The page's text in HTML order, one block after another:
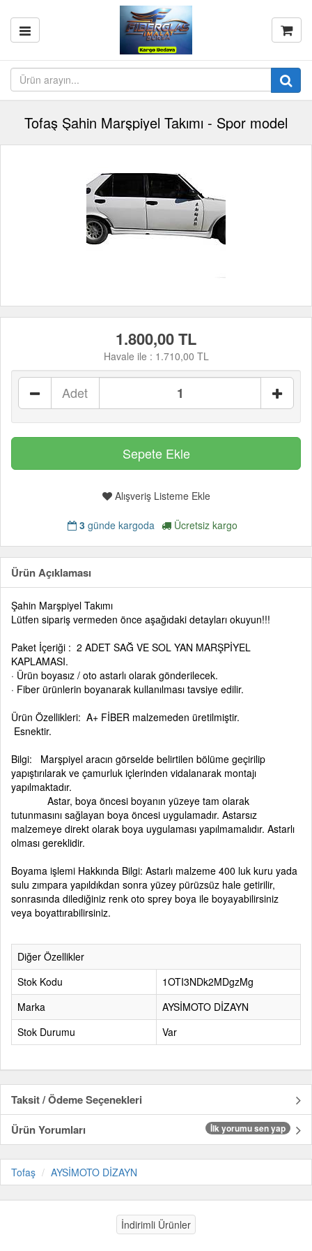
Tofaş Şahin Marşpiyel Takımı - Spor model
1.800,00 TL
Havale ile : 1.710,00 TL
Adet
Alışveriş Listeme Ekle
3 günde kargoda Ücretsiz kargo
Ürün Açıklaması
Şahin Marşpiyel Takımı
Lütfen sipariş vermeden önce aşağıdaki detayları okuyun!!!
Paket İçeriği : 2 ADET SAĞ VE SOL YAN MARŞPİYEL
KAPLAMASI.
· Ürün boyasız / oto astarlı olarak gönderilecek.
· Fiber ürünlerin boyanarak kullanılması tavsiye edilir.
Ürün Özellikleri: A+ FİBER malzemeden üretilmiştir.
Esnektir.
Bilgi: Marşpiyel aracın görselde belirtilen bölüme geçirilip
yapıştırılarak ve çamurluk içlerinden vidalanarak montajı
yapılmaktadır.
Astar, boya öncesi boyanın yüzeye tam olarak
tutunmasını sağlayan boya öncesi uygulamadır. Astarsız
malzemeye direkt olarak boya uygulaması yapılmamalıdır. Astarlı
olması gereklidir.
Boyama işlemi Hakkında Bilgi: Astarlı malzeme 400 luk kuru yada
sulu zımpara yapıldıkdan sonra yüzey pürüzsüz hale getirilir,
sonrasında dilediğiniz renk oto sprey boya ile boyayabilirsiniz
veya boyattırabilirsiniz.
Diğer Özellikler
Stok Kodu
1OTI3NDk2MDgzMg
Marka
AYSİMOTO DİZAYN
Stok Durumu
Var
Taksit / Ödeme Seçenekleri
Ürün Yorumları
İlk yorumu sen yap
Tofaş AYSİMOTO DİZAYN
İndirimli Ürünler